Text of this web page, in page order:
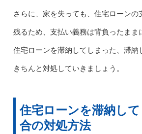
さらに、家を失っても、住宅ローンの
残るため、支払い義務は背負ったまま
住宅ローンを滞納してしまった、滞納
きちんと対処していきましょう。
住宅ローンを滞納し
合の対処方法